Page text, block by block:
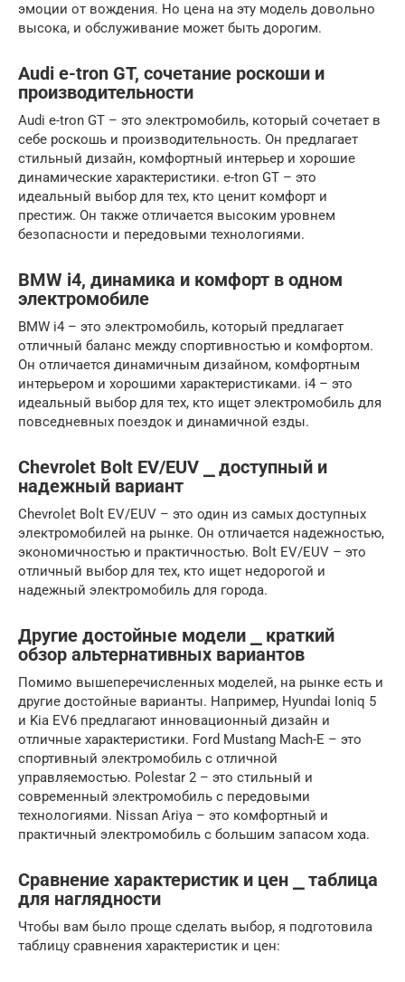
эмоции от вождения. Но цена на эту модель довольно
высока, и обслуживание может быть дорогим.
Audi e-tron GT, сочетание роскоши и
производительности
Audi e-tron GT – это электромобиль, который сочетает в
себе роскошь и производительность. Он предлагает
стильный дизайн, комфортный интерьер и хорошие
динамические характеристики. e-tron GT – это
идеальный выбор для тех, кто ценит комфорт и
престиж. Он также отличается высоким уровнем
безопасности и передовыми технологиями.
BMW i4, динамика и комфорт в одном
электромобиле
BMW i4 – это электромобиль, который предлагает
отличный баланс между спортивностью и комфортом.
Он отличается динамичным дизайном, комфортным
интерьером и хорошими характеристиками. i4 – это
идеальный выбор для тех, кто ищет электромобиль для
повседневных поездок и динамичной езды.
Chevrolet Bolt EV/EUV ⎯ доступный и
надежный вариант
Chevrolet Bolt EV/EUV – это один из самых доступных
электромобилей на рынке. Он отличается надежностью,
экономичностью и практичностью. Bolt EV/EUV – это
отличный выбор для тех, кто ищет недорогой и
надежный электромобиль для города.
Другие достойные модели ⎯ краткий
обзор альтернативных вариантов
Помимо вышеперечисленных моделей, на рынке есть и
другие достойные варианты. Например, Hyundai Ioniq 5
и Kia EV6 предлагают инновационный дизайн и
отличные характеристики. Ford Mustang Mach-E – это
спортивный электромобиль с отличной
управляемостью. Polestar 2 – это стильный и
современный электромобиль с передовыми
технологиями. Nissan Ariya – это комфортный и
практичный электромобиль с большим запасом хода.
Сравнение характеристик и цен ⎯ таблица
для наглядности
Чтобы вам было проще сделать выбор, я подготовила
таблицу сравнения характеристик и цен: